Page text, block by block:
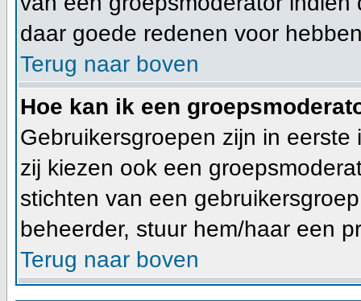
daar goede redenen voor
Terug naar boven
Hoe kan ik een
Gebruikersgroepen zijn in
zij kiezen ook een
stichten van een
beheerder, stuur hem/haar een
Terug naar boven